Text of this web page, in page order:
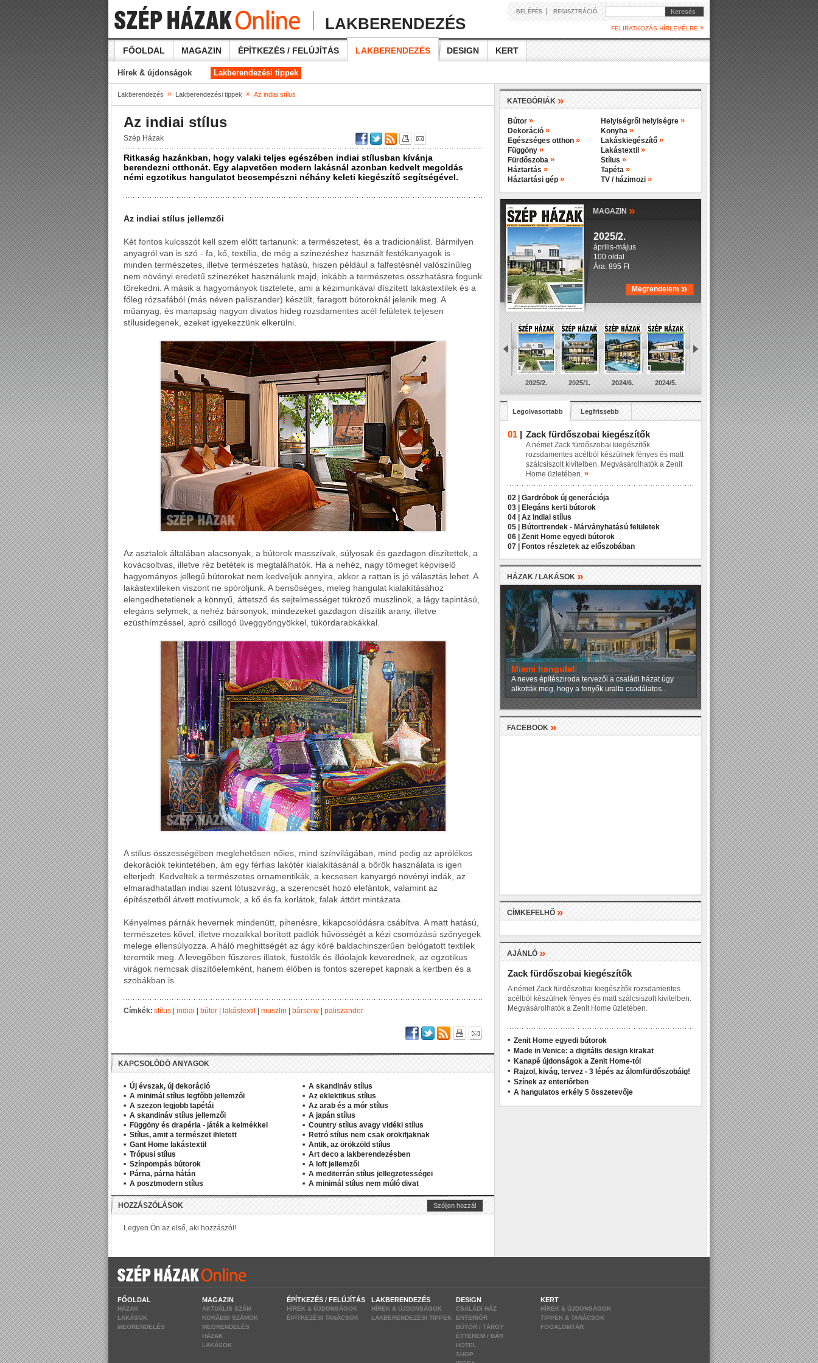
LAKBERENDEZÉS
BELÉPÉS| REGISZTRÁCIÓ Keresés
FELIRATKOZÁS HÍRLEVÉLRE »
FŐOLDAL MAGAZIN ÉPÍTKEZÉS / FELÚJÍTÁS LAKBERENDEZÉS DESIGN KERT
Hírek & újdonságok Lakberendezési tippek
Lakberendezés » Lakberendezési tippek » Az indiai stílus
Az indiai stílus
Szép Házak
Ritkaság hazánkban, hogy valaki teljes egészében indiai stílusban kívánja
berendezni otthonát. Egy alapvetően modern lakásnál azonban kedvelt megoldás
némi egzotikus hangulatot becsempészni néhány keleti kiegészítő segítségével.
Az indiai stílus jellemzői
Két fontos kulcsszót kell szem előtt tartanunk: a természetest, és a tradicionálist. Bármilyen
anyagról van is szó - fa, kő, textília, de még a színezéshez használt festékanyagok is -
minden természetes, illetve természetes hatású, hiszen például a falfestésnél valószínűleg
nem növényi eredetű színezéket használunk majd, inkább a természetes összhatásra fogunk
törekedni. A másik a hagyományok tisztelete, ami a kézimunkával díszített lakástextilek és a
főleg rózsafából (más néven paliszander) készült, faragott bútoroknál jelenik meg. A
műanyag, és manapság nagyon divatos hideg rozsdamentes acél felületek teljesen
stílusidegenek, ezeket igyekezzünk elkerülni.
Az asztalok általában alacsonyak, a bútorok masszívak, súlyosak és gazdagon díszítettek, a
kovácsoltvas, illetve réz betétek is megtalálhatók. Ha a nehéz, nagy tömeget képviselő
hagyományos jellegű bútorokat nem kedveljük annyira, akkor a rattan is jó választás lehet. A
lakástextileken viszont ne spóroljunk. A bensőséges, meleg hangulat kialakításához
elengedhetetlenek a könnyű, áttetsző és sejtelmességet tükröző muszlinok, a lágy tapintású,
elegáns selymek, a nehéz bársonyok, mindezeket gazdagon díszítik arany, illetve
ezüsthímzéssel, apró csillogó üveggyöngyökkel, tükördarabkákkal.
A stílus összességében meglehetősen nőies, mind színvilágában, mind pedig az aprólékos
dekorációk tekintetében, ám egy férfias lakótér kialakításánál a bőrök használata is igen
elterjedt. Kedveltek a természetes ornamentikák, a kecsesen kanyargó növényi indák, az
elmaradhatatlan indiai szent lótuszvirág, a szerencsét hozó elefántok, valamint az
építészetből átvett motívumok, a kő és fa korlátok, falak áttört mintázata.
Kényelmes párnák hevernek mindenütt, pihenésre, kikapcsolódásra csábítva. A matt hatású,
természetes kővel, illetve mozaikkal borított padlók hűvösségét a kézi csomózású szőnyegek
melege ellensúlyozza. A háló meghittségét az ágy köré baldachinszerűen belógatott textilek
teremtik meg. A levegőben fűszeres illatok, füstölők és illóolajok keverednek, az egzotikus
virágok nemcsak díszítőelemként, hanem élőben is fontos szerepet kapnak a kertben és a
szobákban is.
Címkék:stílus indiai bútor lakástextil muszlin bársony paliszander
KAPCSOLÓDÓ ANYAGOK
Új évszak, új dekoráció
A minimál stílus legfőbb jellemzői
A szezon legjobb tapétái
A skandináv stílus jellemzői
Függöny és drapéria - játék a kelmékkel
Stílus, amit a természet ihletett
Gant Home lakástextil
Trópusi stílus
Színpompás bútorok
Párna, párna hátán
A posztmodern stílus
A skandináv stílus
Az eklektikus stílus
Az arab és a mór stílus
A japán stílus
Country stílus avagy vidéki stílus
Retró stílus nem csak örökifjaknak
Antik, az örökzöld stílus
Art deco a lakberendezésben
A loft jellemzői
A mediterrán stílus jellegzetességei
A minimál stílus nem múló divat
KATEGÓRIÁK»
Bútor »
Dekoráció »
Egészséges otthon »
Függöny »
Fürdőszoba »
Háztartás »
Háztartási gép »
Helyiségről helyiségre »
Konyha »
Lakáskiegészítő »
Lakástextil »
Stílus »
Tapéta »
TV / házimozi »
MAGAZIN »
2025/2.
április-május
100 oldal
Ára: 895 Ft
Megrendelem »
2025/2. 2025/1. 2024/6. 2024/5.
Legolvasottabb Legfrissebb
01 | Zack fürdőszobai kiegészítők
A német Zack fürdőszobai kiegészítők
rozsdamentes acélból készülnek fényes és matt
szálcsiszolt kivitelben. Megvásárolhatók a Zenit
Home üzletében. »
02 |
Gardróbok új generációja
03 |
Elegáns kerti bútorok
04 |
Az indiai stílus
05 |
Bútortrendek - Márványhatású felületek
06 |
Zenit Home egyedi bútorok
07 |
Fontos részletek az előszobában
HÁZAK / LAKÁSOK »
Miami hangulat
A neves építésziroda tervezői a családi házat úgy
alkották meg, hogy a fenyők uralta csodálatos...
FACEBOOK»
CÍMKEFELHŐ»
AJÁNLÓ»
Zack fürdőszobai kiegészítők
A német Zack fürdőszobai kiegészítők rozsdamentes
acélból készülnek fényes és matt szálcsiszolt kivitelben.
Megvásárolhatók a Zenit Home üzletében.
Zenit Home egyedi bútorok
Made in Venice: a digitális design kirakat
Kanapé újdonságok a Zenit Home-tól
Rajzol, kivág, tervez - 3 lépés az álomfürdőszobáig!
Színek az enteriőrben
A hangulatos erkély 5 összetevője
FŐOLDAL
HÁZAK
LAKÁSOK
MEGRENDELÉS
MAGAZIN
AKTUÁLIS SZÁM
KORÁBBI SZÁMOK
MEGRENDELÉS
HÁZAK
LAKÁSOK
ÉPÍTKEZÉS / FELÚJÍTÁS
HÍREK & ÚJDONSÁGOK
ÉPÍTKEZÉSI TANÁCSOK
LAKBERENDEZÉS
HÍREK & ÚJDONSÁGOK
LAKBERENDEZÉSI TIPPEK
DESIGN
CSALÁDI HÁZ
ENTERIŐR
BÚTOR / TÁRGY
ÉTTEREM / BÁR
HOTEL
SHOP
KERT
HÍREK & ÚJDONSÁGOK
TIPPEK & TANÁCSOK
FOGALOMTÁR